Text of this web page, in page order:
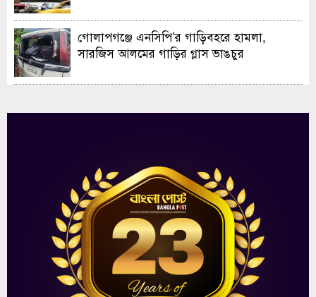
গোলাপগঞ্জে এনসিপি’র গাড়িবহরে হামলা,
সারজিস আলমের গাড়ির গ্লাস ভাঙচুর